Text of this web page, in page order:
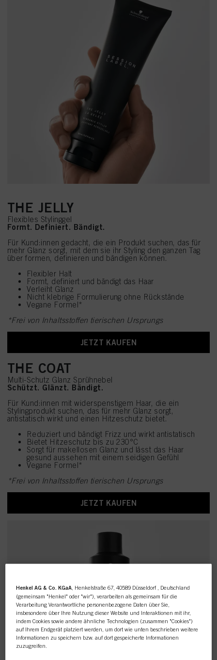
THE JELLY
Flexibles Stylinggel
Formt. Definiert. Bändigt.
Für Kund:innen gedacht, die ein Produkt suchen, das für
mehr Glanz sorgt, mit dem sie ihr Styling den ganzen Tag
über formen, definieren und bändigen können.
Flexibler Halt
Formt, definiert und bändigt das Haar
Verleiht Glanz
Nicht klebrige Formulierung ohne Rückstände
Vegane Formel*
*Frei von Inhaltsstoffen tierischen Ursprungs
JETZT KAUFEN
THE COAT
Multi-Schutz Glanz Sprühnebel
Schützt. Glänzt. Bändigt.
Für Kund:innen mit widerspenstigem Haar, die ein
Stylingprodukt suchen, das für mehr Glanz sorgt,
antistatisch wirkt und einen Hitzeschutz bietet.
Reduziert und bändigt Frizz und wirkt antistatisch
Bietet Hitzeschutz bis zu 230°C
Sorgt für makellosen Glanz und lässt das Haar
gesund aussehen mit einem seidigen Gefühl
Vegane Formel*
*Frei von Inhaltsstoffen tierischen Ursprungs
JETZT KAUFEN
Henkel AG & Co. KGaA , Henkelstraße 67, 40589 Düsseldorf , Deutschland
(gemeinsam "Henkel" oder "wir"), verarbeiten als gemeinsam für die
Verarbeitung Verantwortliche personenbezogene Daten über Sie,
insbesondere über Ihre Nutzung dieser Website und Interaktionen mit ihr,
indem Cookies sowie andere ähnliche Technologien (zusammen "Cookies")
auf Ihrem Endgerät platziert werden, um dort wie unten beschrieben weitere
Informationen zu speichern bzw. auf dort gespeicherte Informationen
zuzugreifen.